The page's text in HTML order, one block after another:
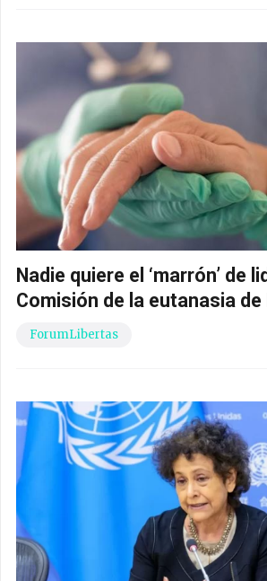
Nadie quiere el ‘marrón’ de
Comisión de la eutanasia de
ForumLibertas